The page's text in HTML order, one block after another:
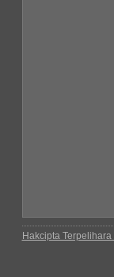
Hakcipta Terpelihara